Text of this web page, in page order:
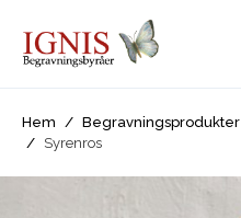
Hem / Begravningsprodukter
/
Syrenros